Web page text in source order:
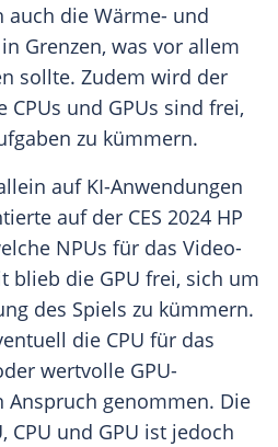
auch die Wärme- und
Grenzen, was vor allem
sollte. Zudem wird der
CPUs und GPUs sind frei,
zu kümmern.
auf KI-Anwendungen
auf der CES 2024 HP
NPUs für das Video-
blieb die GPU frei, sich um
des Spiels zu kümmern.
die CPU für das
wertvolle GPU-
Anspruch genommen. Die
CPU und GPU ist jedoch